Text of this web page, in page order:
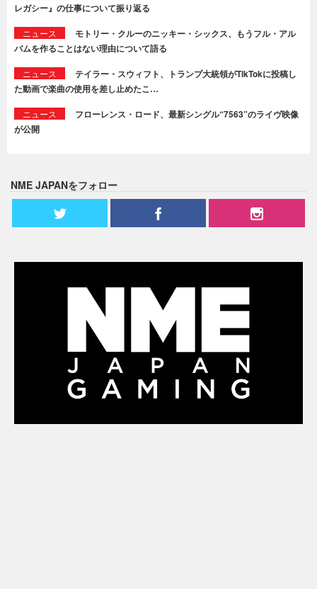
レガシー』の仕事について振り返る
ニュース
モトリー・クルーのニッキー・シックス、もうフル・アル
バムを作ることはない理由について語る
ニュース
テイラー・スウィフト、トランプ大統領がTikTokに投稿し
た動画で楽曲の使用を差し止めたこ…
ニュース
フローレンス・ロード、最新シングル“7563”のライヴ映像
が公開
NME JAPANをフォロー